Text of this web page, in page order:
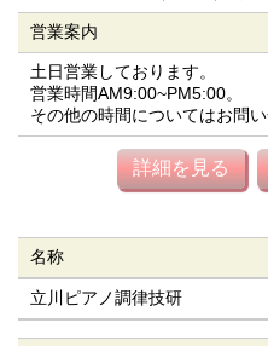
営業案内
土日営業しております。
営業時間AM9:00~PM5:00。
その他の時間についてはお問い
詳細を見る
名称
立川ピアノ調律技研